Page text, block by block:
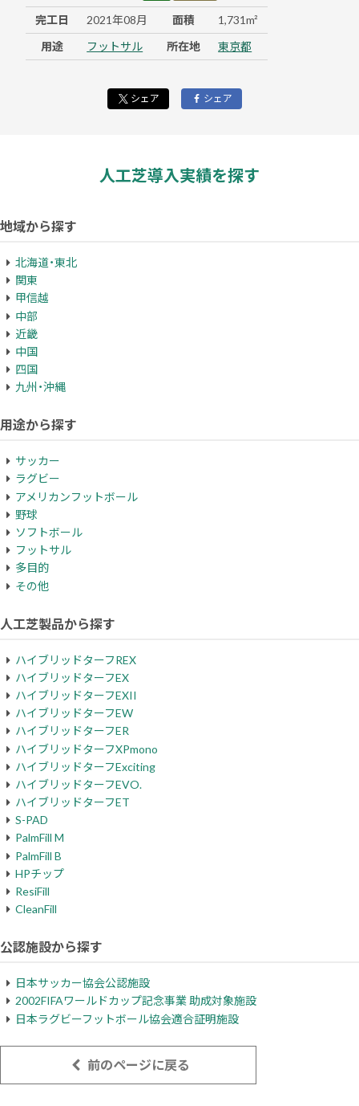
完工日 2021年08月 面積
1,731m²
用途
フットサル 所在地 東京都
シェア シェア
人工芝導入実績を探す
地域から探す
北海道・東北
関東
甲信越
中部
近畿
中国
四国
九州・沖縄
用途から探す
サッカー
ラグビー
アメリカンフットボール
野球
ソフトボール
フットサル
多目的
その他
人工芝製品から探す
ハイブリッドターフREX
ハイブリッドターフEX
ハイブリッドターフEXII
ハイブリッドターフEW
ハイブリッドターフER
ハイブリッドターフXPmono
ハイブリッドターフExciting
ハイブリッドターフEVO.
ハイブリッドターフET
S-PAD
PalmFill M
PalmFill B
HPチップ
ResiFill
CleanFill
公認施設から探す
日本サッカー協会公認施設
2002FIFAワールドカップ記念事業 助成対象施設
日本ラグビーフットボール協会適合証明施設
前のページに戻る